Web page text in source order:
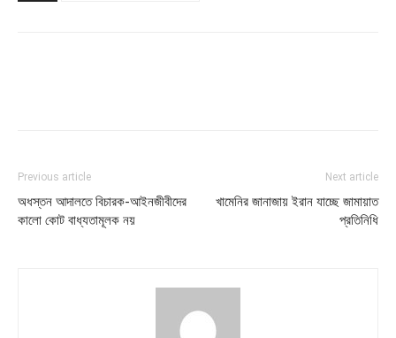
Previous article
অধস্তন আদালতে বিচারক-আইনজীবীদের
কালো কোট বাধ্যতামূলক নয়
Next article
খামেনির জানাজায় ইরান যাচ্ছে জামায়াত
প্রতিনিধি